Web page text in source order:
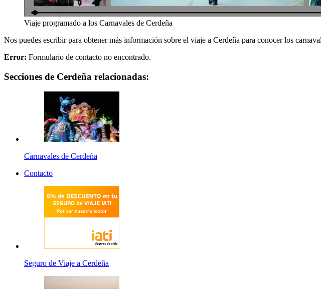
Viaje programado a los Carnavales de Cerdeña
Nos puedes escribir para obtener más información sobre el viaje a Cerdeña para conocer los
Error: Formulario de contacto no encontrado.
Secciones de Cerdeña relacionadas:
Carnavales de Cerdeña
Contacto
Seguro de Viaje a Cerdeña